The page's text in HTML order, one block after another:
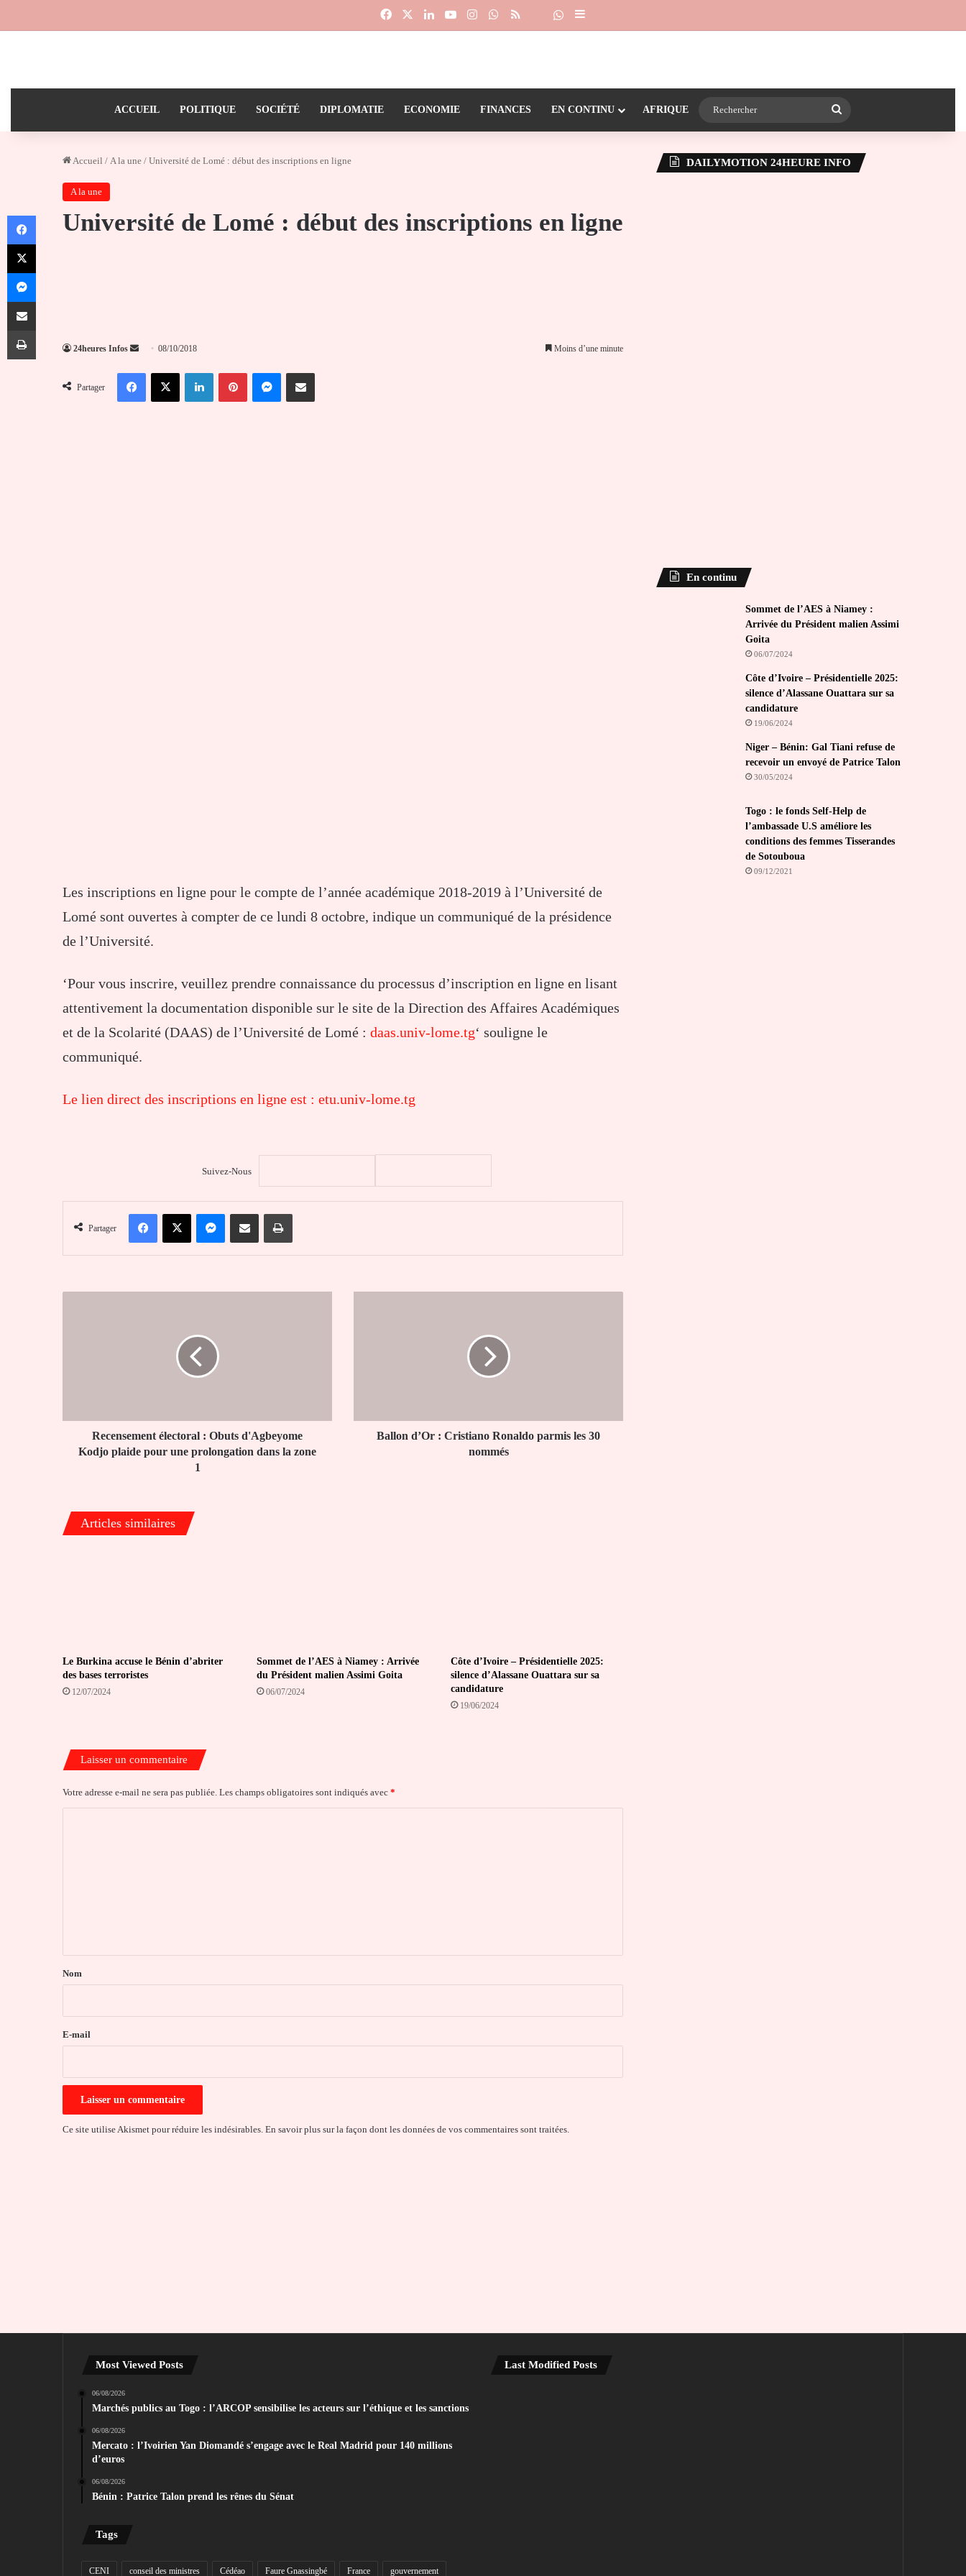
FacebookLinkedinYouTubeInstagramWhatsApp
RSS Dailymotion
Suivre la chaîne 24heureinfo sur WhatsApp
Sidebar (barre latérale)
ACCUEIL POLITIQUE SOCIÉTÉ DIPLOMATIE ECONOMIE FINANCES EN CONTINU AFRIQUE
Accueil / A la une / Université de Lomé : début des inscriptions en ligne
A la une
Université de Lomé : début des inscriptions en ligne
24heures Infos
Envoyer
courriel
08/10/2018 Moins d’une minute
Partager
FacebookX LinkedinPinterestMessengerPartager par email
Les inscriptions en ligne pour le compte de l’année académique 2018-2019 à l’Université de
Lomé sont ouvertes à compter de ce lundi 8 octobre, indique un communiqué de la présidence
de l’Université.
‘Pour vous inscrire, veuillez prendre connaissance du processus d’inscription en ligne en lisant
attentivement la documentation disponible sur le site de la Direction des Affaires Académiques
et de la Scolarité (DAAS) de l’Université de Lomé : daas.univ-lome.tg‘ souligne le
communiqué.
Le lien direct des inscriptions en ligne est : etu.univ-lome.tg
Suivez-Nous
Partager
FacebookX MessengerPartager par email Imprimer
une
prolongation
dans
Recensement électoral : Obuts d'Agbeyome
Kodjo plaide pour une prolongation dans la zone
1
nommés
Ballon d’Or : Cristiano Ronaldo parmis les 30
nommés
Articles similaires
Le Burkina accuse le Bénin d’abriter
des bases terroristes
12/07/2024
Sommet de l’AES à Niamey : Arrivée
du Président malien Assimi Goita
06/07/2024
Côte d’Ivoire – Présidentielle 2025:
silence d’Alassane Ouattara sur sa
candidature
19/06/2024
Laisser un commentaire
Votre adresse e-mail ne sera pas publiée. Les champs obligatoires sont indiqués avec *
a
e
Nom
E-mail
Ce site utilise Akismet pour réduire les indésirables. En savoir plus sur la façon dont les données de vos commentaires sont traitées
DAILYMOTION 24HEURE INFO
En continu
Sommet de l’AES à Niamey :
Arrivée du Président malien Assimi
Goita
06/07/2024
Côte d’Ivoire – Présidentielle 2025:
silence d’Alassane Ouattara sur sa
candidature
19/06/2024
Niger – Bénin: Gal Tiani refuse de
recevoir un envoyé de Patrice Talon
30/05/2024
Togo : le fonds Self-Help de
l’ambassade U.S améliore les
conditions des femmes Tisserandes
de Sotouboua
09/12/2021
Most Viewed Posts
06/08/2026
Marchés publics au Togo : l’ARCOP sensibilise les acteurs sur l’éthique et les sanctions
06/08/2026
Mercato : l’Ivoirien Yan Diomandé s’engage avec le Real Madrid pour 140 millions
d’euros
06/08/2026
Bénin : Patrice Talon prend les rênes du Sénat
Tags
CENI conseil des ministres Cédéao Faure Gnassingbé France gouvernement
Last Modified Posts
Facebook
X
Messenger
Partager par email